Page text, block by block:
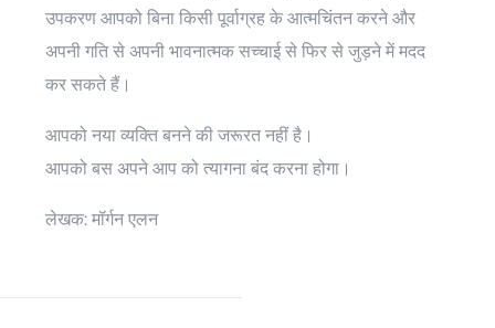
उपकरणआपको बिना किसी पूर्वाग्रह के आत्मचिंतन करने और
अपनी गति से अपनी भावनात्मक सच्चाई से फिर से जुड़ने में मदद
कर सकते हैं।
आपको नया व्यक्ति बनने की जरूरत नहीं है।
आपको बस अपने आप को त्यागना बंद करना होगा।
लेखक: मॉर्गन एलन